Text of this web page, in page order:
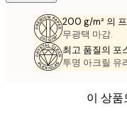
200 g/m² 의
무광택 마감.
최고 품질의 포
투명 아크릴 유
이 상품